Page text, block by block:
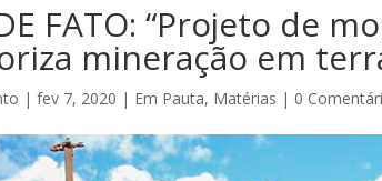
FATO: “Projeto de
mineração em
|fev 7, 2020 | Em Pauta, Matérias | 0